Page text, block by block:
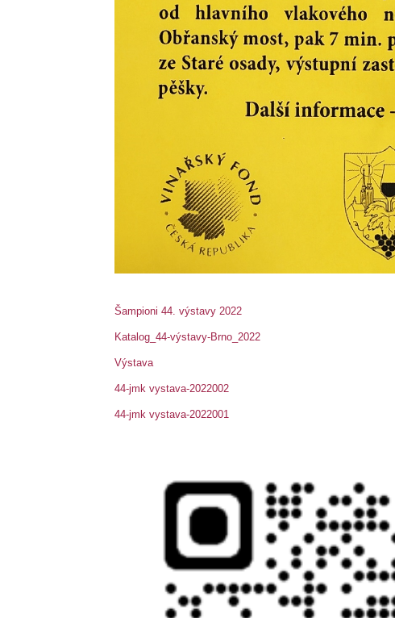
Šampioni 44. výstavy 2022
Katalog_44-výstavy-Brno_2022
Výstava
44-jmk vystava-2022002
44-jmk vystava-2022001